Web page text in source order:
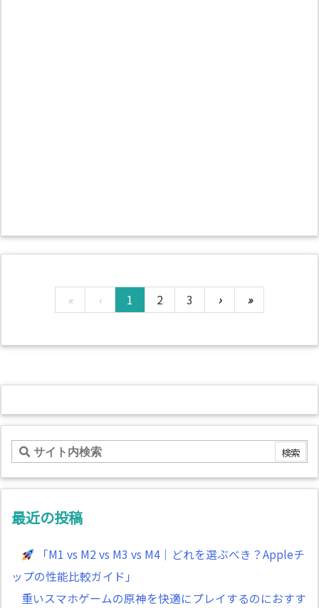
« ‹ 1 2 3 › »
最近の投稿
「M1 vs M2 vs M3 vs M4｜どれを選ぶべき？Appleチ
ップの性能比較ガイド」
重いスマホゲームの原神を快適にプレイするのにおすす